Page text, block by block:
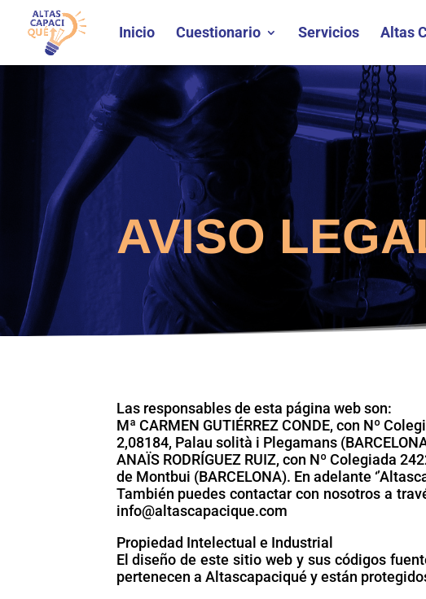
Inicio Cuestionario Servicios Altas
AVISO
Las responsables de esta página web son:
Mª CARMEN GUTIÉRREZ CONDE, con Nº
2,08184, Palau solità i Plegamans
ANAÏS RODRÍGUEZ RUIZ, con Nº Colegiada
de Montbui (BARCELONA). En adelante
También puedes contactar con nosotros a
info@altascapacique.com
Propiedad Intelectual e Industrial
El diseño de este sitio web y sus códigos
pertenecen a Altascapaciqué y están